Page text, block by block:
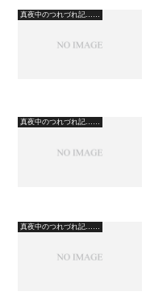
真夜中のつれづれ記……
真夜中のつれづれ記……
真夜中のつれづれ記……